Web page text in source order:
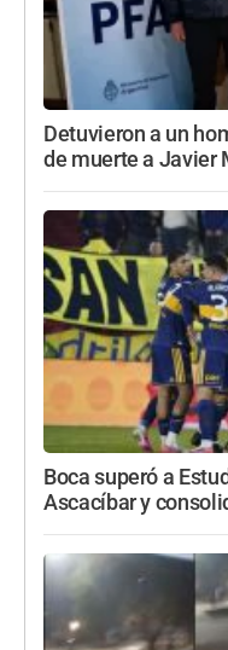
Detuvieron a un
de muerte a Javier
Boca superó a
Ascacíbar y